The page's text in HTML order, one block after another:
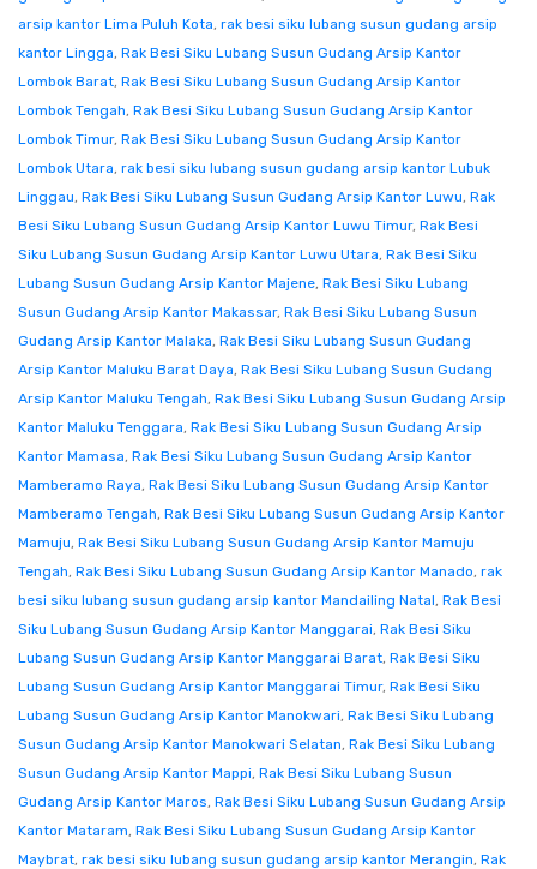
arsip kantor Lima Puluh Kota, rak besi siku lubang susun gudang arsip
kantor Lingga, Rak Besi Siku Lubang Susun Gudang Arsip Kantor
Lombok Barat, Rak Besi Siku Lubang Susun Gudang Arsip Kantor
Lombok Tengah, Rak Besi Siku Lubang Susun Gudang Arsip Kantor
Lombok Timur, Rak Besi Siku Lubang Susun Gudang Arsip Kantor
Lombok Utara, rak besi siku lubang susun gudang arsip kantor Lubuk
Linggau, Rak Besi Siku Lubang Susun Gudang Arsip Kantor Luwu, Rak
Besi Siku Lubang Susun Gudang Arsip Kantor Luwu Timur, Rak Besi
Siku Lubang Susun Gudang Arsip Kantor Luwu Utara, Rak Besi Siku
Lubang Susun Gudang Arsip Kantor Majene, Rak Besi Siku Lubang
Susun Gudang Arsip Kantor Makassar, Rak Besi Siku Lubang Susun
Gudang Arsip Kantor Malaka, Rak Besi Siku Lubang Susun Gudang
Arsip Kantor Maluku Barat Daya, Rak Besi Siku Lubang Susun Gudang
Arsip Kantor Maluku Tengah, Rak Besi Siku Lubang Susun Gudang Arsip
Kantor Maluku Tenggara, Rak Besi Siku Lubang Susun Gudang Arsip
Kantor Mamasa, Rak Besi Siku Lubang Susun Gudang Arsip Kantor
Mamberamo Raya, Rak Besi Siku Lubang Susun Gudang Arsip Kantor
Mamberamo Tengah, Rak Besi Siku Lubang Susun Gudang Arsip Kantor
Mamuju, Rak Besi Siku Lubang Susun Gudang Arsip Kantor Mamuju
Tengah, Rak Besi Siku Lubang Susun Gudang Arsip Kantor Manado, rak
besi siku lubang susun gudang arsip kantor Mandailing Natal, Rak Besi
Siku Lubang Susun Gudang Arsip Kantor Manggarai, Rak Besi Siku
Lubang Susun Gudang Arsip Kantor Manggarai Barat, Rak Besi Siku
Lubang Susun Gudang Arsip Kantor Manggarai Timur, Rak Besi Siku
Lubang Susun Gudang Arsip Kantor Manokwari, Rak Besi Siku Lubang
Susun Gudang Arsip Kantor Manokwari Selatan, Rak Besi Siku Lubang
Susun Gudang Arsip Kantor Mappi, Rak Besi Siku Lubang Susun
Gudang Arsip Kantor Maros, Rak Besi Siku Lubang Susun Gudang Arsip
Kantor Mataram, Rak Besi Siku Lubang Susun Gudang Arsip Kantor
Maybrat, rak besi siku lubang susun gudang arsip kantor Merangin, Rak